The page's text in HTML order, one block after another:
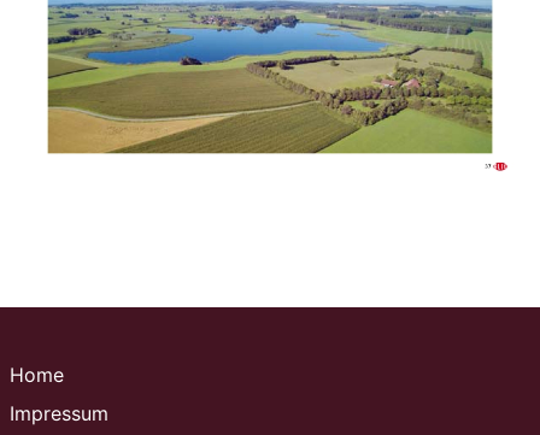
Home
Impressum